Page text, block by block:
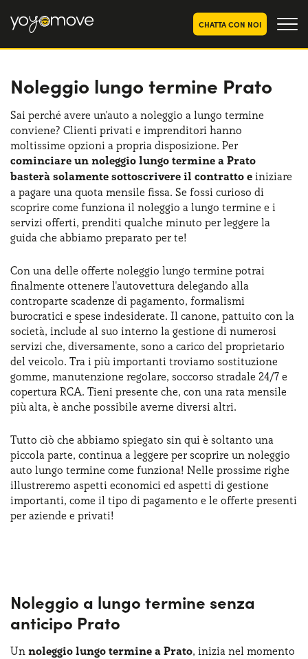
CHATTA CON NOI
OFFERTE NOLEGGIO
LUNGO TERMINE
Privati
Aziende e P.IVA
OFFERTE NOLEGGIO
AUTO USATE
CHI SIAMO
La nostra storia
Lavora con noi
COME FUNZIONA
PERCHÉ CONVIENE
SCEGLI UN PAESE
Serve assistenza? 800595799
Noleggio lungo termine Prato
Sai perché avere un'auto a noleggio a lungo termine
conviene? Clienti privati e imprenditori hanno
moltissime opzioni a propria disposizione. Per
cominciare un noleggio lungo termine a Prato
basterà solamente sottoscrivere il contratto e iniziare
a pagare una quota mensile fissa. Se fossi curioso di
scoprire come funziona il noleggio a lungo termine e i
servizi offerti, prenditi qualche minuto per leggere la
guida che abbiamo preparato per te!
Con una delle offerte noleggio lungo termine potrai
finalmente ottenere l'autovettura delegando alla
controparte scadenze di pagamento, formalismi
burocratici e spese indesiderate. Il canone, pattuito con la
società, include al suo interno la gestione di numerosi
servizi che, diversamente, sono a carico del proprietario
del veicolo. Tra i più importanti troviamo sostituzione
gomme, manutenzione regolare, soccorso stradale 24/7 e
copertura RCA. Tieni presente che, con una rata mensile
più alta, è anche possibile averne diversi altri.
Tutto ciò che abbiamo spiegato sin qui è soltanto una
piccola parte, continua a leggere per scoprire un noleggio
auto lungo termine come funziona! Nelle prossime righe
illustreremo aspetti economici ed aspetti di gestione
importanti, come il tipo di pagamento e le offerte presenti
per aziende e privati!
Noleggio a lungo termine senza
anticipo Prato
Un noleggio lungo termine a Prato, inizia nel momento